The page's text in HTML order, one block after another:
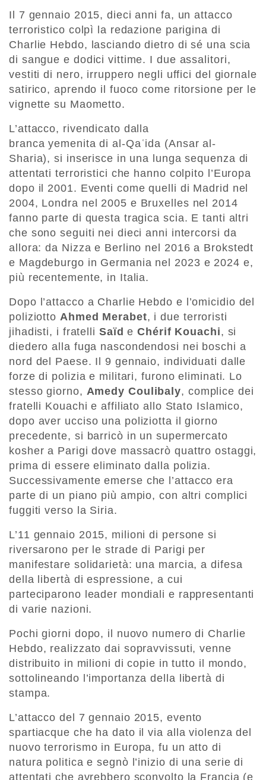
Il 7 gennaio 2015, dieci anni fa, un attacco
terroristico colpì la redazione parigina di
Charlie Hebdo, lasciando dietro di sé una scia
di sangue e dodici vittime. I due assalitori,
vestiti di nero, irruppero negli uffici del giornale
satirico, aprendo il fuoco come ritorsione per le
vignette su Maometto.
L’attacco, rivendicato dalla
branca yemenita di al-Qaʿida (Ansar al-
Sharia), si inserisce in una lunga sequenza di
attentati terroristici che hanno colpito l’Europa
dopo il 2001. Eventi come quelli di Madrid nel
2004, Londra nel 2005 e Bruxelles nel 2014
fanno parte di questa tragica scia. E tanti altri
che sono seguiti nei dieci anni intercorsi da
allora: da Nizza e Berlino nel 2016 a Brokstedt
e Magdeburgo in Germania nel 2023 e 2024 e,
più recentemente, in Italia.
Dopo l’attacco a Charlie Hebdo e l’omicidio del
poliziotto Ahmed Merabet, i due terroristi
jihadisti, i fratelli Saïd eChérif Kouachi, si
diedero alla fuga nascondendosi nei boschi a
nord del Paese. Il 9 gennaio, individuati dalle
forze di polizia e militari, furono eliminati. Lo
stesso giorno, Amedy Coulibaly, complice dei
fratelli Kouachi e affiliato allo Stato Islamico,
dopo aver ucciso una poliziotta il giorno
precedente, si barricò in un supermercato
kosher a Parigi dove massacrò quattro ostaggi,
prima di essere eliminato dalla polizia.
Successivamente emerse che l’attacco era
parte di un piano più ampio, con altri complici
fuggiti verso la Siria.
L’11 gennaio 2015, milioni di persone si
riversarono per le strade di Parigi per
manifestare solidarietà: una marcia, a difesa
della libertà di espressione, a cui
parteciparono leader mondiali e rappresentanti
di varie nazioni.
Pochi giorni dopo, il nuovo numero di Charlie
Hebdo, realizzato dai sopravvissuti, venne
distribuito in milioni di copie in tutto il mondo,
sottolineando l’importanza della libertà di
stampa.
L’attacco del 7 gennaio 2015, evento
spartiacque che ha dato il via alla violenza del
nuovo terrorismo in Europa, fu un atto di
natura politica e segnò l’inizio di una serie di
attentati che avrebbero sconvolto la Francia (e